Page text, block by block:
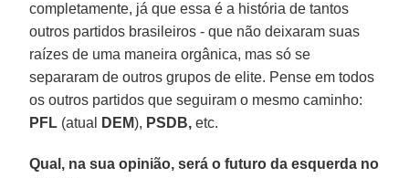
completamente, já que essa é a história de tantos
outros partidos brasileiros - que não deixaram suas
raízes de uma maneira orgânica, mas só se
separaram de outros grupos de elite. Pense em todos
os outros partidos que seguiram o mesmo caminho:
PFL (atual DEM), PSDB, etc.
Qual, na sua opinião, será o futuro da esquerda no